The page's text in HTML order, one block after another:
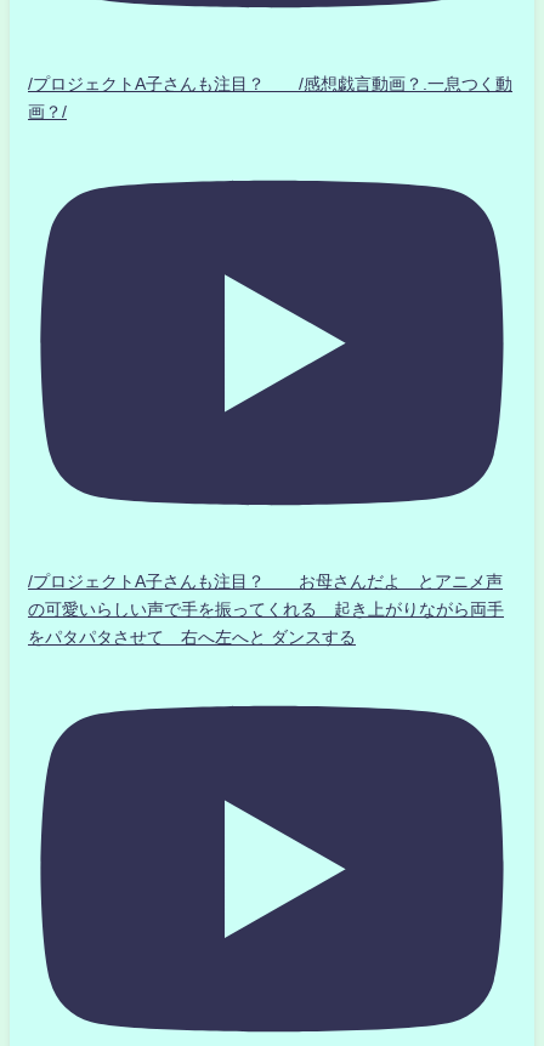
/プロジェクトA子さんも注目？ /感想戯言動画？.一息つく動
画？/
/プロジェクトA子さんも注目？ お母さんだよ とアニメ声
の可愛いらしい声で手を振ってくれる 起き上がりながら両手
をパタパタさせて 右へ左へと ダンスする